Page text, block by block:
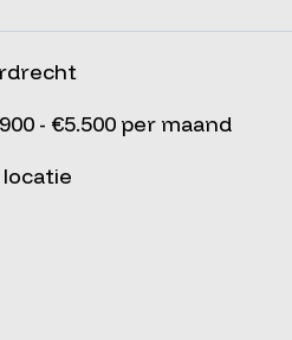
- €5.500 per maand
locatie